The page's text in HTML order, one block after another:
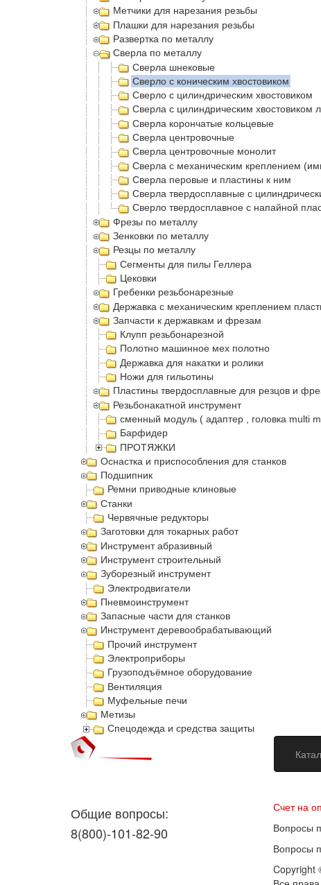
Метчики для нарезания резьбы
Плашки для нарезания резьбы
Развертка по металлу
Сверла по металлу
Сверла шнековые
Сверло с коническим хвостовиком
Сверло с цилиндрическим хвостовиком
Сверла с цилиндрическим хвостовиком
Сверла корончатые кольцевые
Сверла центровочные
Сверла центровочные монолит
Сверла с механическим креплением
Сверла перовые и пластины к ним
Сверла твердосплавные с
Сверло твердосплавное с напайной
Фрезы по металлу
Зенковки по металлу
Резцы по металлу
Сегменты для пилы Геллера
Цековки
Гребенки резьбонарезные
Державка с механическим креплением
Запчасти к державкам и фрезам
Клупп резьбонарезной
Полотно машинное мех полотно
Державка для накатки и ролики
Ножи для гильотины
Пластины твердосплавные для резцов и
Резьбонакатной инструмент
сменный модуль ( адаптер , головка multi
Барфидер
ПРОТЯЖКИ
Оснастка и приспособления для станков
Подшипник
Ремни приводные клиновые
Станки
Червячные редукторы
Заготовки для токарных работ
Инструмент абразивный
Инструмент строительный
Зуборезный инструмент
Электродвигатели
Пневмоинструмент
Запасные части для станков
Инструмент деревообрабатывающий
Прочий инструмент
Электроприборы
Грузоподъёмное оборудование
Вентиляция
Муфельные печи
Метизы
Спецодежда и средства защиты
Общие вопросы:
8(800)-101-82-90
Счет на
Вопросы
Вопросы
Copyright